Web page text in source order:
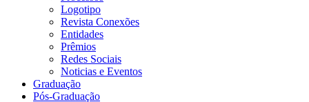
Logotipo
Revista Conexões
Entidades
Prêmios
Redes Sociais
Noticias e Eventos
Graduação
Pós-Graduação